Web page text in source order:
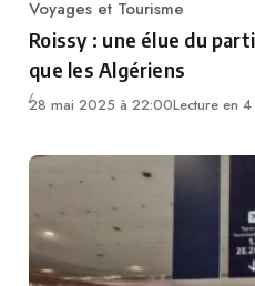
Category
Voyages et Tourisme
Roissy : une élue du
que les Algériens
28 mai 2025 à 22:00Lecture en